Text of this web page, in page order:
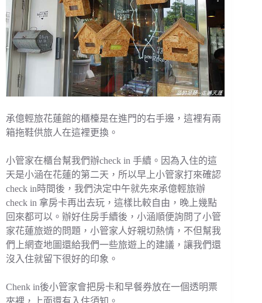
承億輕旅花蓮館的櫃檯是在進門的右手邊，這裡有兩
箱拖鞋供旅人在這裡更換。
小管家在櫃台幫我們辦check in 手續。因為入住的這
天是小涵在花蓮的第二天，所以早上小管家打來確認
check in時間後，我們決定中午就先來承億輕旅辦
check in 拿房卡再出去玩，這樣比較自由，晚上幾點
回來都可以。辦好住房手續後，小涵順便詢問了小管
家花蓮旅遊的問題，小管家人好親切熱情，不但幫我
們上網查地圖還給我們一些旅遊上的建議，讓我們還
沒入住就留下很好的印象。
Chenk in後小管家會把房卡和早餐券放在一個透明票